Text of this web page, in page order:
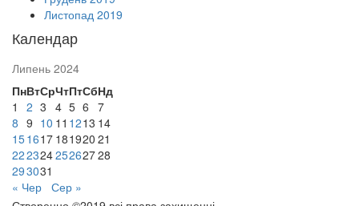
Листопад 2019
Календар
Липень 2024
ПнВтСрЧтПтСбНд
1
2 3 4 5 6 7
8 9 10 11 1213 14
151617 181920 21
22232425262728
293031
« Чер Сер »